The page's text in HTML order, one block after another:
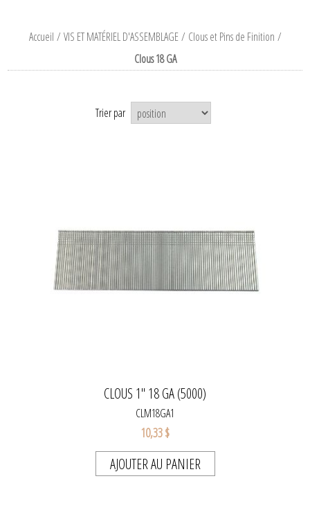
Accueil / VIS ET MATÉRIEL D'ASSEMBLAGE / Clous et Pins de Finition /
Clous 18 GA
Trier par
CLOUS 1'' 18 GA (5000)
CLM18GA1
10,33 $
AJOUTER AU PANIER